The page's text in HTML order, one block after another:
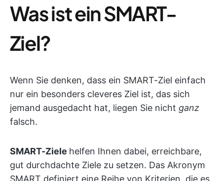
Was ist ein SMART-
Ziel?
Wenn Sie denken, dass ein SMART-Ziel einfach
nur ein besonders cleveres Ziel ist, das sich
jemand ausgedacht hat, liegen Sie nicht ganz
falsch.
SMART-Ziele helfen Ihnen dabei, erreichbare,
gut durchdachte Ziele zu setzen. Das Akronym
SMART definiert eine Reihe von Kriterien, die es